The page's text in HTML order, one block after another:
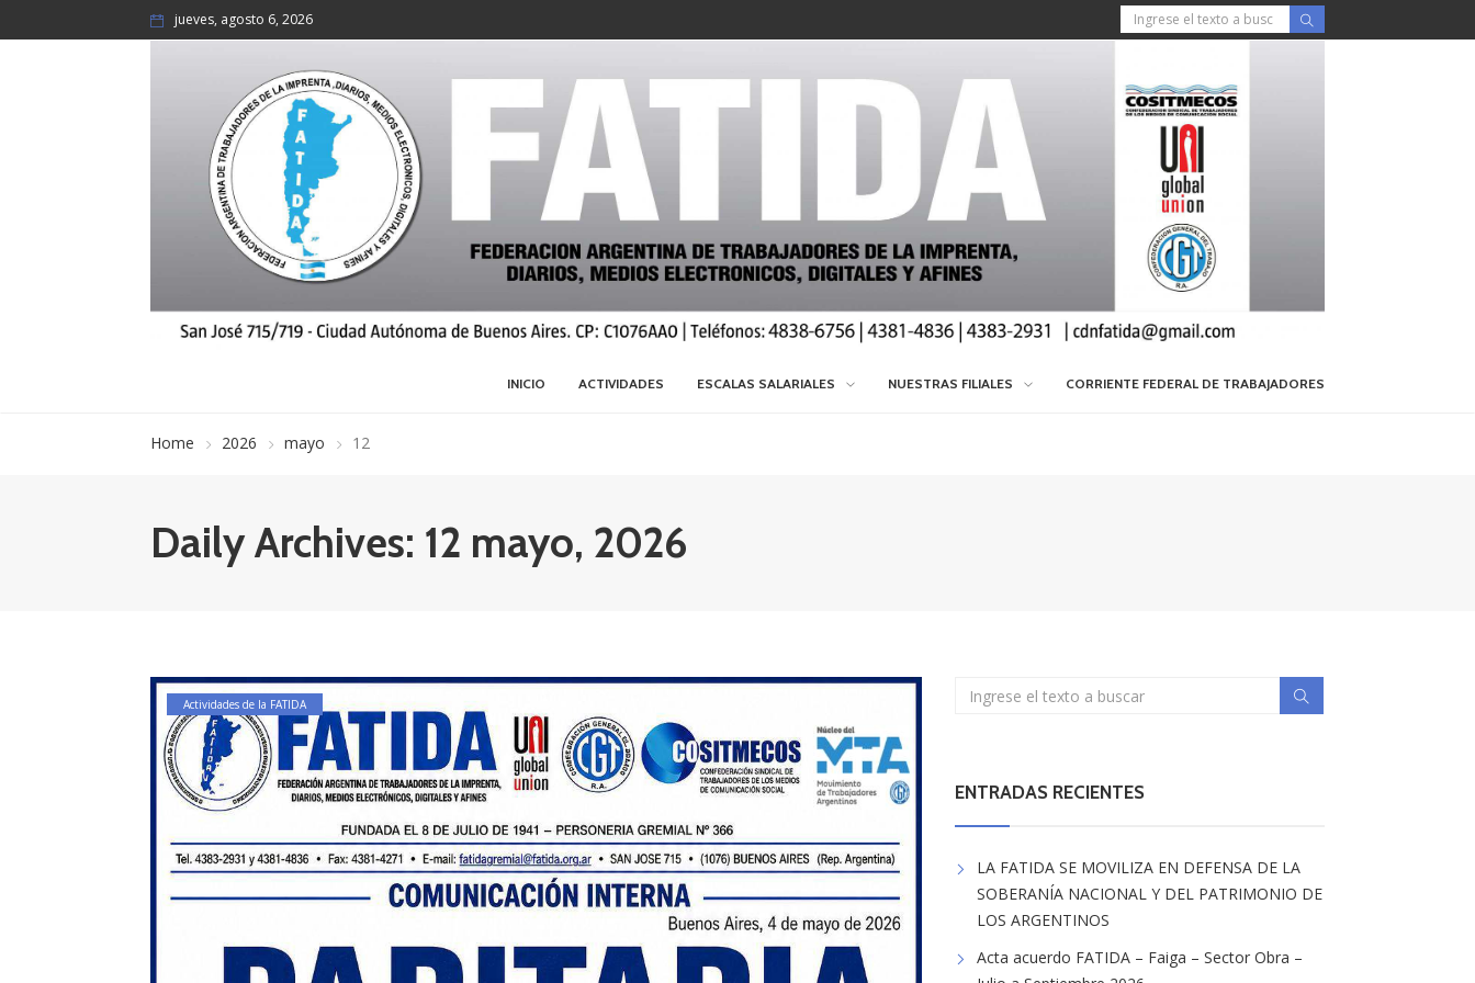
jueves, agosto 6, 2026
INICIO ACTIVIDADES ESCALAS SALARIALES NUESTRAS FILIALES CORRIENTE FEDERAL DE TRABAJADORES
Home 2026 mayo 12
Daily Archives: 12 mayo, 2026
Actividades de la FATIDA
ENTRADAS RECIENTES
LA FATIDA SE MOVILIZA EN DEFENSA DE LA
SOBERANÍA NACIONAL Y DEL PATRIMONIO DE
LOS ARGENTINOS
Acta acuerdo FATIDA – Faiga – Sector Obra –